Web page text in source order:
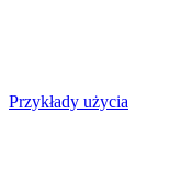
Przykłady użycia